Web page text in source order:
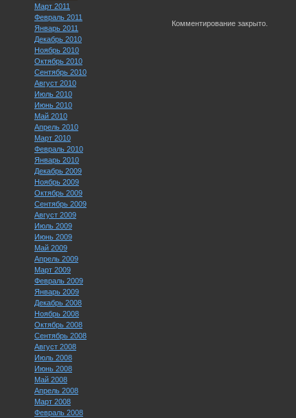
Март 2011
Февраль 2011
Январь 2011
Декабрь 2010
Ноябрь 2010
Октябрь 2010
Сентябрь 2010
Август 2010
Июль 2010
Июнь 2010
Май 2010
Апрель 2010
Март 2010
Февраль 2010
Январь 2010
Декабрь 2009
Ноябрь 2009
Октябрь 2009
Сентябрь 2009
Август 2009
Июль 2009
Июнь 2009
Май 2009
Апрель 2009
Март 2009
Февраль 2009
Январь 2009
Декабрь 2008
Ноябрь 2008
Октябрь 2008
Сентябрь 2008
Август 2008
Июль 2008
Июнь 2008
Май 2008
Апрель 2008
Март 2008
Февраль 2008
Комментирование закрыто.